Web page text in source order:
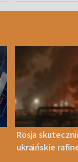
Rosja
ukraińskie